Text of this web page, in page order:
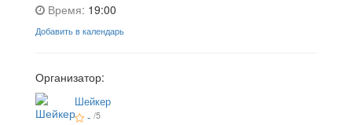
Время: 19:00
Добавить в календарь
Организатор:
Шейкер
- /5